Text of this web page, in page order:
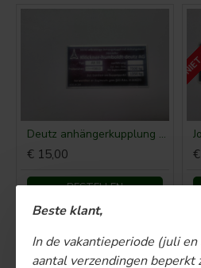
Beste klant,
In de vakantieperiode (juli
aantal verzendingen beperkt
Deutz anhängerkupplung typenschild AK90 52 x 27 mm
€ 15,00
BESTELLEN